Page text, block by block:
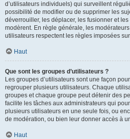
d’utilisateurs individuels) qui surveillent
possibilité de modifier ou de supprimer les
déverrouiller, les déplacer, les fusionner et
modèrent. En règle générale, les
utilisateurs respectent les règles imposées
Haut
Que sont les groupes d’utilisateurs ?
Les groupes d’utilisateurs sont une façon
regrouper plusieurs utilisateurs. Chaque
groupes et chaque groupe peut détenir des
facilite les tâches aux administrateurs qui
plusieurs utilisateurs en une seule fois, ou
de modération, ou bien leur donner accès à
Haut